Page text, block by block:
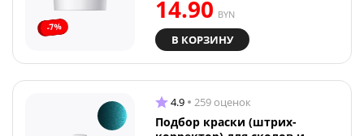
-7%
14.90 BYN
В КОРЗИНУ
4.9 259 оценок
Подбор краски (штрих-